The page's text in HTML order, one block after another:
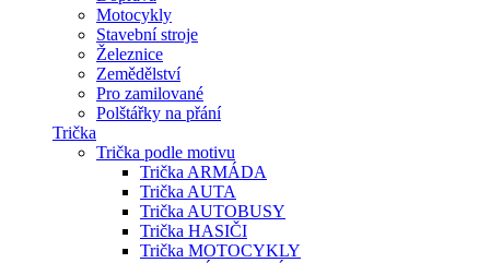
Motocykly
Stavební stroje
Železnice
Zemědělství
Pro zamilované
Polštářky na přání
Trička
Trička podle motivu
Trička ARMÁDA
Trička AUTA
Trička AUTOBUSY
Trička HASIČI
Trička MOTOCYKLY